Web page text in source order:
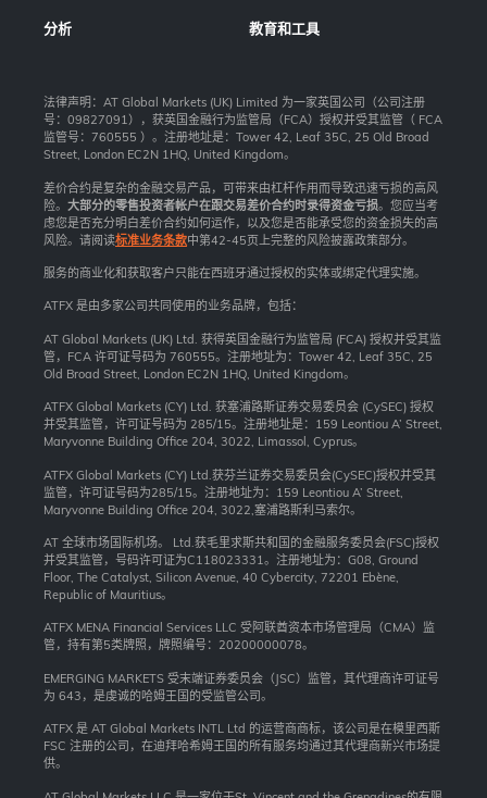
分析 教育和工具
法律声明：AT Global Markets (UK) Limited 为一家英国公司（公司注册
号：09827091），获英国金融行为监管局（FCA）授权并受其监管（ FCA
监管号：760555 ）。注册地址是：Tower 42, Leaf 35C, 25 Old Broad
Street, London EC2N 1HQ, United Kingdom。
差价合约是复杂的金融交易产品，可带来由杠杆作用而导致迅速亏损的高风
险。 大部分的零售投资者帐户在跟交易差价合约时录得资金亏损。您应当考
虑您是否充分明白差价合约如何运作，以及您是否能承受您的资金损失的高
风险。请阅读标准业务条款中第42-45页上完整的风险披露政策部分。
服务的商业化和获取客户只能在西班牙通过授权的实体或绑定代理实施。
ATFX 是由多家公司共同使用的业务品牌，包括：
AT Global Markets (UK) Ltd. 获得英国金融行为监管局 (FCA) 授权并受其监
管，FCA 许可证号码为 760555。注册地址为：Tower 42, Leaf 35C, 25
Old Broad Street, London EC2N 1HQ, United Kingdom。
ATFX Global Markets (CY) Ltd. 获塞浦路斯证券交易委员会 (CySEC) 授权
并受其监管，许可证号码为 285/15。注册地址是：159 Leontiou A’ Street,
Maryvonne Building Office 204, 3022, Limassol, Cyprus。
ATFX Global Markets (CY) Ltd.获芬兰证券交易委员会(CySEC)授权并受其
监管，许可证号码为285/15。注册地址为：159 Leontiou A’ Street,
Maryvonne Building Office 204, 3022,塞浦路斯利马索尔。
AT 全球市场国际机场。 Ltd.获毛里求斯共和国的金融服务委员会(FSC)授权
并受其监管，号码许可证为C118023331。注册地址为：G08, Ground
Floor, The Catalyst, Silicon Avenue, 40 Cybercity, 72201 Ebène,
Republic of Mauritius。
ATFX MENA Financial Services LLC 受阿联酋资本市场管理局（CMA）监
管，持有第5类牌照，牌照编号：20200000078。
EMERGING MARKETS 受末端证券委员会（JSC）监管，其代理商许可证号
为 643，是虔诚的哈姆王国的受监管公司。
ATFX 是 AT Global Markets INTL Ltd 的运营商商标，该公司是在模里西斯
FSC 注册的公司，在迪拜哈希姆王国的所有服务均通过其代理商新兴市场提
供。